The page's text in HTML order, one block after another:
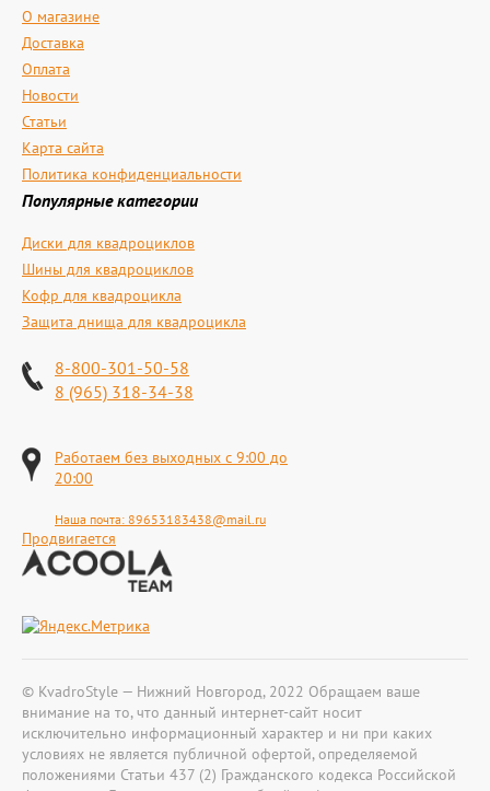
О магазине
Доставка
Оплата
Новости
Статьи
Карта сайта
Политика конфиденциальности
Популярные категории
Диски для квадроциклов
Шины для квадроциклов
Кофр для квадроцикла
Защита днища для квадроцикла
8-800-301-50-58
8 (965) 318-34-38
Работаем без выходных с 9:00 до
20:00
Наша почта: 89653183438@mail.ru
Продвигается
© KvadroStyle — Нижний Новгород, 2022 Обращаем ваше
внимание на то, что данный интернет-сайт носит
исключительно информационный характер и ни при каких
условиях не является публичной офертой, определяемой
положениями Статьи 437 (2) Гражданского кодекса Российской